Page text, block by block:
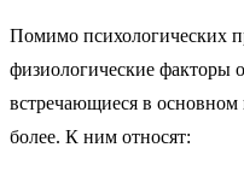
Помимо психологических
физиологические факторы
встречающиеся в основном
более. К ним относят: